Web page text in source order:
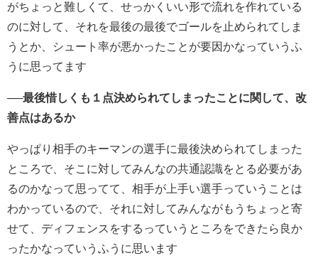
がちょっと難しくて、せっかくいい形で流れを作れている
のに対して、それを最後の最後でゴールを止められてしま
うとか、シュート率が悪かったことが要因かなっていうふ
うに思ってます
──最後惜しくも１点決められてしまったことに関して、改
善点はあるか
やっぱり相手のキーマンの選手に最後決められてしまった
ところで、そこに対してみんなの共通認識をとる必要があ
るのかなって思ってて、相手が上手い選手っていうことは
わかっているので、それに対してみんながもうちょっと寄
せて、ディフェンスをするっていうところをできたら良か
ったかなっていうふうに思います